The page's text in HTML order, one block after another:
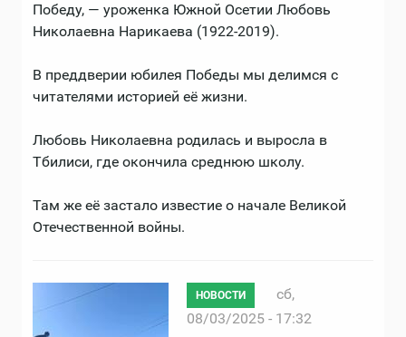
Победу, — уроженка Южной Осетии Любовь
Николаевна Нарикаева (1922-2019).
В преддверии юбилея Победы мы делимся с
читателями историей её жизни.
Любовь Николаевна родилась и выросла в
Тбилиси, где окончила среднюю школу.
Там же её застало известие о начале Великой
Отечественной войны.
НОВОСТИ
сб,
08/03/2025 - 17:32